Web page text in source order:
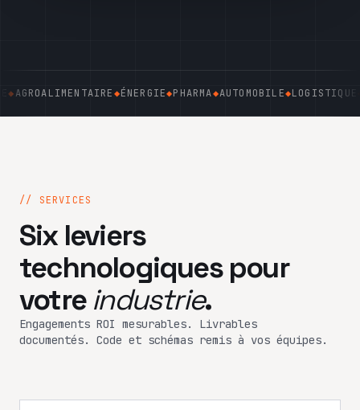
AGROALIMENTAIRE◆ÉNERGIE◆PHARMA◆AUTOMOBILE◆LOGISTIQUE◆
// SERVICES
Six leviers
technologiques pour
votreindustrie.
Engagements ROI mesurables. Livrables
documentés. Code et schémas remis à vos équipes.